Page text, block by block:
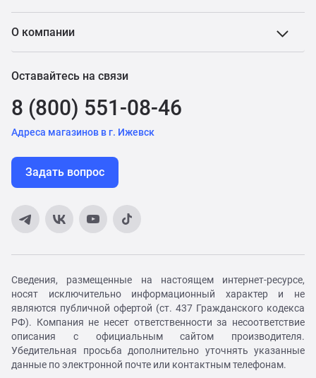
О компании
Оставайтесь на связи
8 (800) 551-08-46
Адреса магазинов в г. Ижевск
Задать вопрос
Сведения, размещенные на настоящем интернет-ресурсе,
носят исключительно информационный характер и не
являются публичной офертой (ст. 437 Гражданского кодекса
РФ). Компания не несет ответственности за несоответствие
описания с официальным сайтом производителя.
Убедительная просьба дополнительно уточнять указанные
данные по электронной почте или контактным телефонам.